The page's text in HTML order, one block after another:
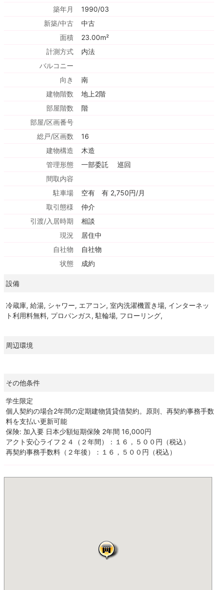
築年月
1990/03
新築/中古
中古
面積
23.00m²
計測方式
内法
バルコニー
向き
南
建物階数
地上2階
部屋階数
階
部屋/区画番号
総戸/区画数
16
建物構造
木造
管理形態
一部委託 巡回
間取内容
駐車場
空有 有 2,750円/月
取引態様
仲介
引渡/入居時期
相談
現況
居住中
自社物
自社物
状態
成約
設備
冷蔵庫, 給湯, シャワー, エアコン, 室内洗濯機置き場, インターネッ
ト利用料無料, プロパンガス, 駐輪場, フローリング,
周辺環境
その他条件
学生限定
個人契約の場合2年間の定期建物賃貸借契約。原則、再契約事務手数
料を支払い更新可能
保険: 加入要 日本少額短期保険 2年間 16,000円
アクト安心ライフ２４（２年間）：１６，５００円（税込）
再契約事務手数料（２年後）：１６，５００円（税込）